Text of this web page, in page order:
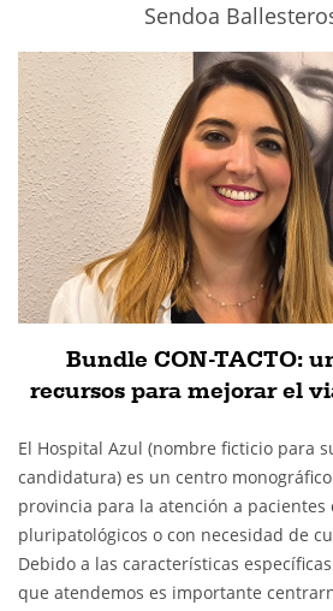
Sendoa
Bundle CON-TACTO:
recursos para mejorar el
El Hospital Azul (nombre ficticio para
candidatura) es un centro
provincia para la atención a pacientes
pluripatológicos o con necesidad de
Debido a las características
que atendemos es importante